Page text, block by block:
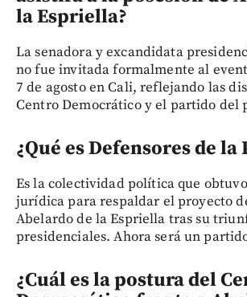
la Espriella?
La senadora y excandidata
no fue invitada formalmente al
7 de agosto en Cali, reflejando las
Centro Democrático y el partido del
¿Qué es Defensores de la
Es la colectividad política que
jurídica para respaldar el proyecto
Abelardo de la Espriella tras su
presidenciales. Ahora será un
¿Cuál es la postura del